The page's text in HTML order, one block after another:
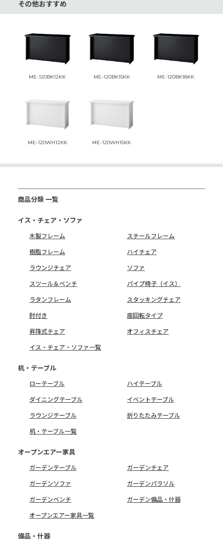
その他おすすめ
ME-120BK12KK ME-120BK15KK ME-120BK18KK
ME-120WH12KK ME-120WH15KK
商品分類 一覧
イス・チェア・ソファ
木製フレーム
スチールフレーム
樹脂フレーム
ハイチェア
ラウンジチェア
ソファ
スツール＆ベンチ
パイプ椅子（イス）
ラタンフレーム
スタッキングチェア
肘付き
座回転タイプ
昇降式チェア
オフィスチェア
イス・チェア・ソファ一覧
机・テーブル
ローテーブル
ハイテーブル
ダイニングテーブル
イベントテーブル
ラウンジテーブル
折りたたみテーブル
机・テーブル一覧
オープンエアー家具
ガーデンテーブル
ガーデンチェア
ガーデンソファ
ガーデンパラソル
ガーデンベンチ
ガーデン備品・什器
オープンエアー家具一覧
備品・什器